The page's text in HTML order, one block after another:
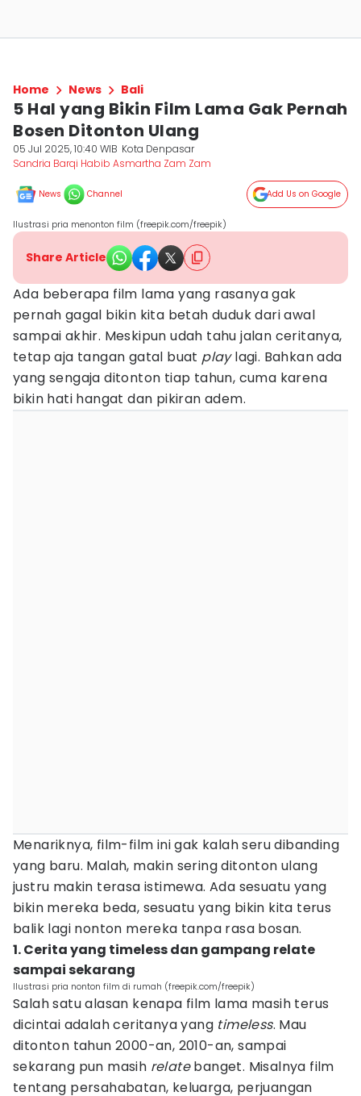
Home News Bali
5 Hal yang Bikin Film Lama Gak Pernah
Bosen Ditonton Ulang
05 Jul 2025, 10:40 WIB Kota Denpasar
Sandria Barqi Habib Asmartha Zam Zam
News Channel Add Us on Google
Ilustrasi pria menonton film (freepik.com/freepik)
Share Article
Ada beberapa film lama yang rasanya gak
pernah gagal bikin kita betah duduk dari awal
sampai akhir. Meskipun udah tahu jalan ceritanya,
tetap aja tangan gatal buat playlagi. Bahkan ada
yang sengaja ditonton tiap tahun, cuma karena
bikin hati hangat dan pikiran adem.
Menariknya, film-film ini gak kalah seru dibanding
yang baru. Malah, makin sering ditonton ulang
justru makin terasa istimewa. Ada sesuatu yang
bikin mereka beda, sesuatu yang bikin kita terus
balik lagi nonton mereka tanpa rasa bosan.
1. Cerita yang timeless dan gampang relate
sampai sekarang
Ilustrasi pria nonton film di rumah (freepik.com/freepik)
Salah satu alasan kenapa film lama masih terus
dicintai adalah ceritanya yang timeless. Mau
ditonton tahun 2000-an, 2010-an, sampai
sekarang pun masih relatebanget. Misalnya film
tentang persahabatan, keluarga, perjuangan